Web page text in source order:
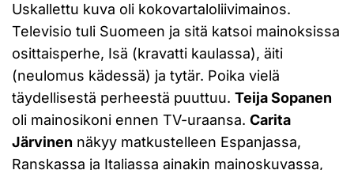
Uskallettu kuva oli kokovartaloliivimainos.
Televisio tuli Suomeen ja sitä katsoi mainoksissa
osittaisperhe, Isä (kravatti kaulassa), äiti
(neulomus kädessä) ja tytär. Poika vielä
täydellisestä perheestä puuttuu. Teija Sopanen
oli mainosikoni ennen TV-uraansa. Carita
Järvinen näkyy matkustelleen Espanjassa,
Ranskassa ja Italiassa ainakin mainoskuvassa,